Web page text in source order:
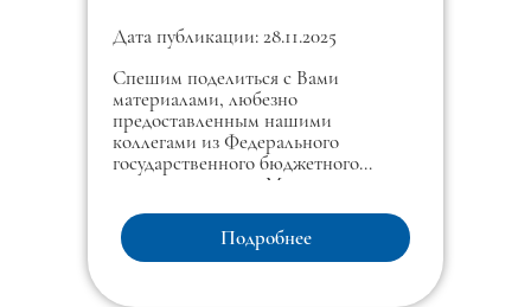
Дата публикации: 28.11.2025
Спешим поделиться с Вами
материалами, любезно
предоставленным нашими
коллегами из Федерального
государственного бюджетного
учреждения науки Музея
Петра Великого (Кунсткамера)
Подробнее